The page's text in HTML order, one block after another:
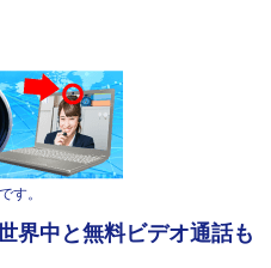
す。
界中と無料ビデオ通話も